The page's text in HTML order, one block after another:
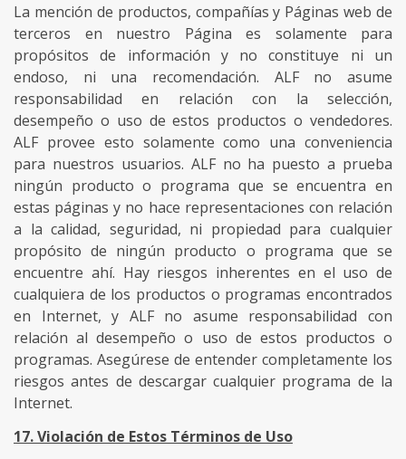
La mención de productos, compañías y Páginas web de
terceros en nuestro Página es solamente para
propósitos de información y no constituye ni un
endoso, ni una recomendación. ALF no asume
responsabilidad en relación con la selección,
desempeño o uso de estos productos o vendedores.
ALF provee esto solamente como una conveniencia
para nuestros usuarios. ALF no ha puesto a prueba
ningún producto o programa que se encuentra en
estas páginas y no hace representaciones con relación
a la calidad, seguridad, ni propiedad para cualquier
propósito de ningún producto o programa que se
encuentre ahí. Hay riesgos inherentes en el uso de
cualquiera de los productos o programas encontrados
en Internet, y ALF no asume responsabilidad con
relación al desempeño o uso de estos productos o
programas. Asegúrese de entender completamente los
riesgos antes de descargar cualquier programa de la
Internet.
17. Violación de Estos Términos de Uso